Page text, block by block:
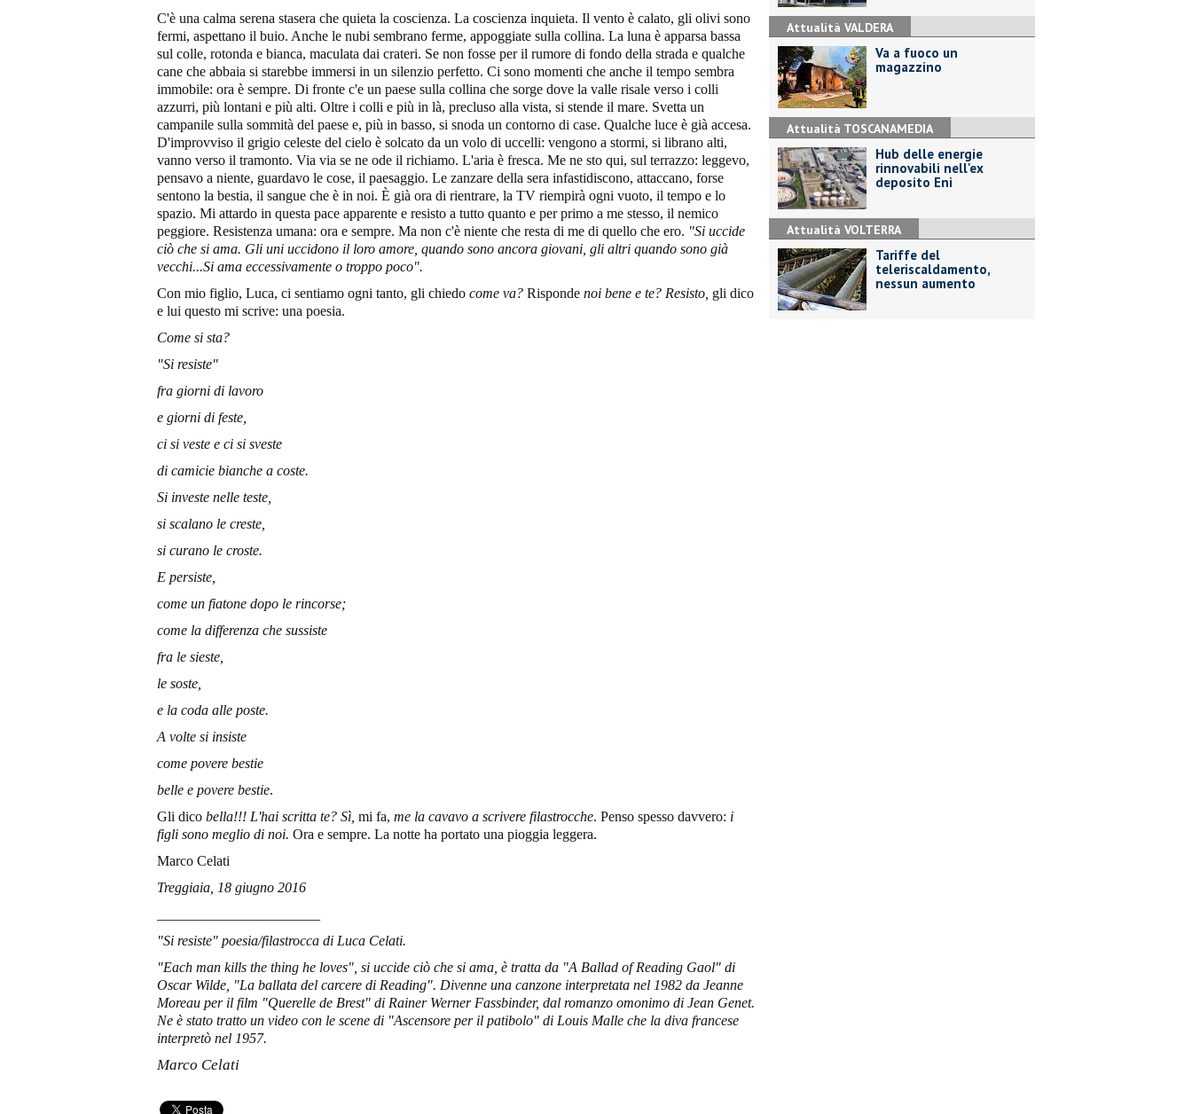
C'è una calma serena stasera che quieta la coscienza. La coscienza inquieta. Il vento è calato, gli olivi sono
fermi, aspettano il buio. Anche le nubi sembrano ferme, appoggiate sulla collina. La luna è apparsa bassa
sul colle, rotonda e bianca, maculata dai crateri. Se non fosse per il rumore di fondo della strada e qualche
cane che abbaia si starebbe immersi in un silenzio perfetto. Ci sono momenti che anche il tempo sembra
immobile: ora è sempre. Di fronte c'e un paese sulla collina che sorge dove la valle risale verso i colli
azzurri, più lontani e più alti. Oltre i colli e più in là, precluso alla vista, si stende il mare. Svetta un
campanile sulla sommità del paese e, più in basso, si snoda un contorno di case. Qualche luce è già accesa.
D'improvviso il grigio celeste del cielo è solcato da un volo di uccelli: vengono a stormi, si librano alti,
vanno verso il tramonto. Via via se ne ode il richiamo. L'aria è fresca. Me ne sto qui, sul terrazzo: leggevo,
pensavo a niente, guardavo le cose, il paesaggio. Le zanzare della sera infastidiscono, attaccano, forse
sentono la bestia, il sangue che è in noi. È già ora di rientrare, la TV riempirà ogni vuoto, il tempo e lo
spazio. Mi attardo in questa pace apparente e resisto a tutto quanto e per primo a me stesso, il nemico
peggiore. Resistenza umana: ora e sempre. Ma non c'è niente che resta di me di quello che ero. "Si uccide
ciò che si ama. Gli uni uccidono il loro amore, quando sono ancora giovani, gli altri quando sono già
vecchi...Si ama eccessivamente o troppo poco".
Con mio figlio, Luca, ci sentiamo ogni tanto, gli chiedo come va? Risponde noi bene e te? Resisto, gli dico
e lui questo mi scrive: una poesia.
Come si sta?
"Si resiste"
fra giorni di lavoro
e giorni di feste,
ci si veste e ci si sveste
di camicie bianche a coste.
Si investe nelle teste,
si scalano le creste,
si curano le croste.
E persiste,
come un fiatone dopo le rincorse;
come la differenza che sussiste
fra le sieste,
le soste,
e la coda alle poste.
A volte si insiste
come povere bestie
belle e povere bestie.
Gli dico bella!!! L'hai scritta te? Sì, mi fa, me la cavavo a scrivere filastrocche. Penso spesso davvero: i
figli sono meglio di noi. Ora e sempre. La notte ha portato una pioggia leggera.
Marco Celati
Treggiaia, 18 giugno 2016
"Si resiste" poesia/filastrocca di Luca Celati.
"Each man kills the thing he loves", si uccide ciò che si ama, è tratta da "A Ballad of Reading Gaol" di
Oscar Wilde, "La ballata del carcere di Reading". Divenne una canzone interpretata nel 1982 da Jeanne
Moreau per il film "Querelle de Brest" di Rainer Werner Fassbinder, dal romanzo omonimo di Jean Genet.
Ne è stato tratto un video con le scene di "Ascensore per il patibolo" di Louis Malle che la diva francese
interpretò nel 1957.
Marco Celati
Attualità VALDERA
Va a fuoco un
magazzino
Attualità TOSCANAMEDIA
Hub delle energie
rinnovabili nell'ex
deposito Eni
Attualità VOLTERRA
Tariffe del
teleriscaldamento,
nessun aumento